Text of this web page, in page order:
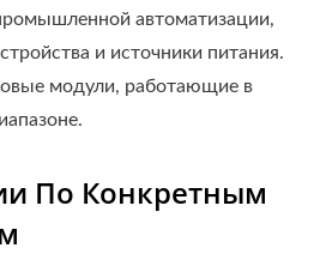
автоматизации,
и источники питания.
модули, работающие в
По Конкретным